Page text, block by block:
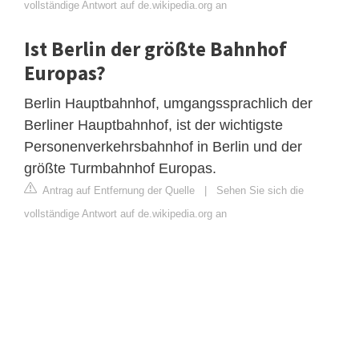
vollständige Antwort auf de.wikipedia.org an
Ist Berlin der größte Bahnhof
Europas?
Berlin Hauptbahnhof, umgangssprachlich der
Berliner Hauptbahnhof, ist der wichtigste
Personenverkehrsbahnhof in Berlin und der
größte Turmbahnhof Europas.
Antrag auf Entfernung der Quelle
Sehen Sie sich die
vollständige Antwort auf de.wikipedia.org an